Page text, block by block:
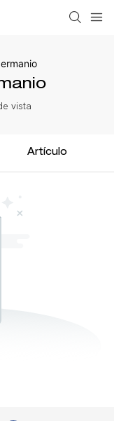
vista
Artículo